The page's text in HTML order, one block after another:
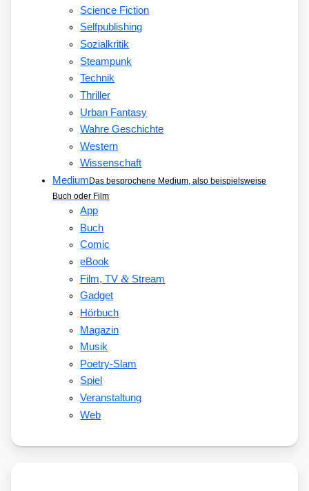
Science Fiction
Selfpublishing
Sozialkritik
Steampunk
Technik
Thriller
Urban Fantasy
Wahre Geschichte
Western
Wissenschaft
Medium Das besprochene Medium, also beispielsweise
Buch oder Film
App
Buch
Comic
eBook
Film, TV&Stream
Gadget
Hörbuch
Magazin
Musik
Poetry-Slam
Spiel
Veranstaltung
Web